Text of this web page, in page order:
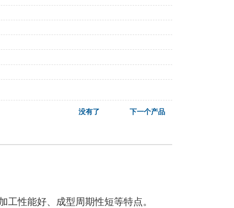
下一个产品
没有了
工性能好、成型周期性短等特点。